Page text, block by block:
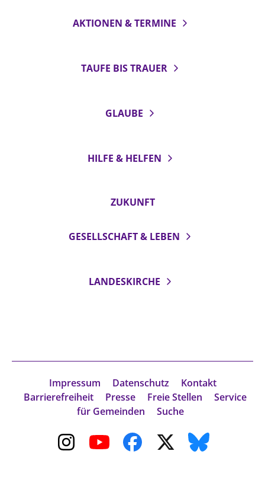
AKTIONEN & TERMINE
TAUFE BIS TRAUER
GLAUBE
HILFE & HELFEN
ZUKUNFT
GESELLSCHAFT & LEBEN
LANDESKIRCHE
Impressum Datenschutz
Kontakt
Barrierefreiheit
Presse Freie Stellen
Service
für Gemeinden
Suche